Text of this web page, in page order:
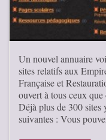
Un nouvel annuaire
sites relatifs aux
Française et
ouvert à tous ceux
Déjà plus de 300 sites
suivantes : Vous